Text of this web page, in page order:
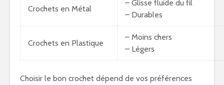
Crochets en Métal
– Glisse fluide du fil
– Durables
Crochets en Plastique
– Moins chers
– Légers
Choisir le bon crochet dépend de vos préférences